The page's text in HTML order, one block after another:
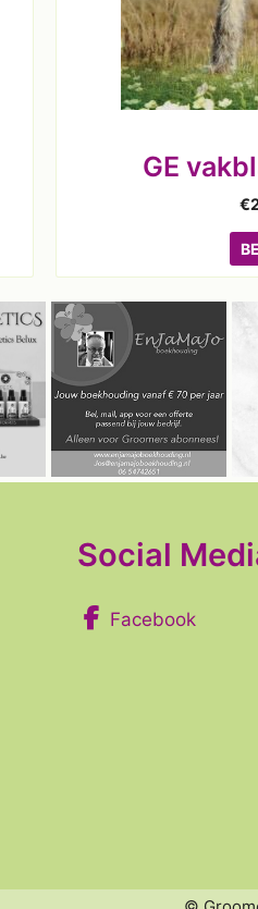
GE
€
Social
Facebook